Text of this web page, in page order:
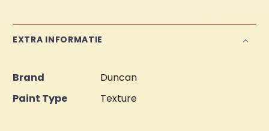
EXTRA INFORMATIE
Brand
Duncan
Paint Type
Texture